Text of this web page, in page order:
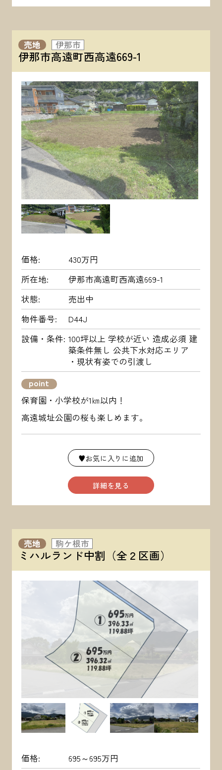
売地 伊那市
伊那市高遠町西高遠669-1
価格
430万円
所在地
伊那市高遠町西高遠669-1
状態
売出中
物件番号
D44J
設備・条件 100坪以上 学校が近い 造成必須 建
築条件無し 公共下水対応エリア
・現状有姿での引渡し
point
保育園・小学校が1㎞以内！
高遠城址公園の桜も楽しめます。
♥お気に入りに追加
詳細を見る
売地 駒ケ根市
ミハルランド中割（全２区画）
価格
695～695万円